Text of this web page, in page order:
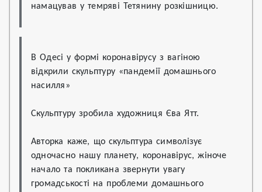
намацував у темряві Тетянину розкішницю.
В Одесі у формі коронавірусу з вагіною
відкрили скульптуру «пандемії домашнього
насилля»
Скульптуру зробила художниця Єва Ятт.
Авторка каже, що скульптура символізує
одночасно нашу планету, коронавірус, жіноче
начало та покликана звернути увагу
громадськості на проблеми домашнього